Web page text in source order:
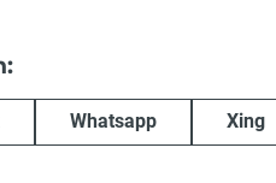
Whatsapp Xing